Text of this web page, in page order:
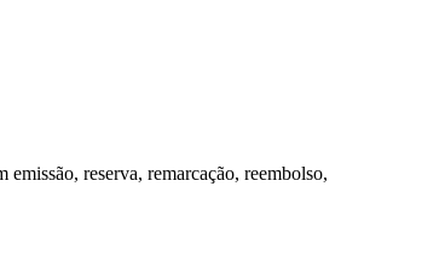
emissão, reserva, remarcação, reembolso,